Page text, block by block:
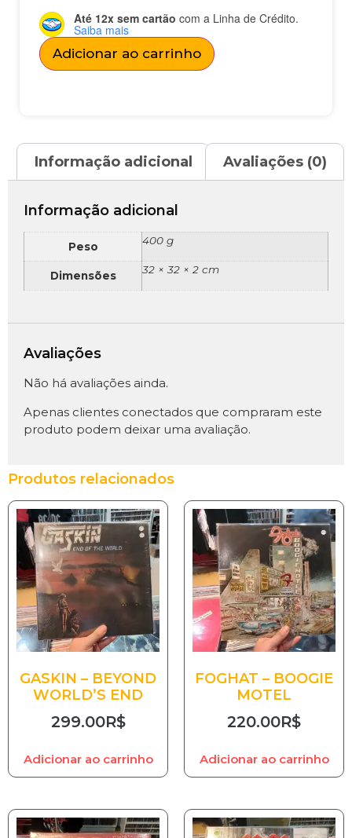
Até 12x sem cartão com a Linha de Crédito.
Saiba mais
Adicionar ao carrinho
Informação adicional Avaliações (0)
Informação adicional
Peso 400 g
Dimensões 32 × 32 × 2 cm
Avaliações
Não há avaliações ainda.
Apenas clientes conectados que compraram este
produto podem deixar uma avaliação.
Produtos relacionados
GASKIN – BEYOND
WORLD’S END
299.00R$
Adicionar ao carrinho
FOGHAT – BOOGIE
MOTEL
220.00R$
Adicionar ao carrinho